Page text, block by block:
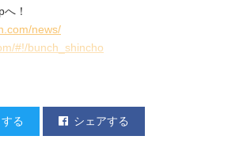
！
news/
#!/bunch_shincho
る シェアする